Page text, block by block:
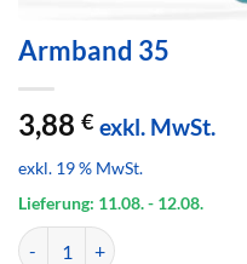
Armband 35
3,88 € exkl. MwSt.
exkl. 19 % MwSt.
Lieferung: 11.08.- 12.08.
Armband 35 Menge